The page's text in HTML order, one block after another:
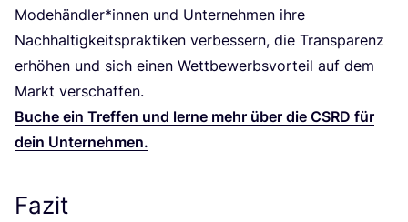
Modehändler*innen und Unter­neh­men ihre
Nach­hal­tig­keits­prak­ti­ken ver­bes­sern, die Trans­pa­renz
erhö­hen und sich einen Wett­be­werbs­vor­teil auf dem
Markt verschaffen.
Buche ein Tref­fen und ler­ne mehr über die CSRD für
dein Unternehmen.
Fazit